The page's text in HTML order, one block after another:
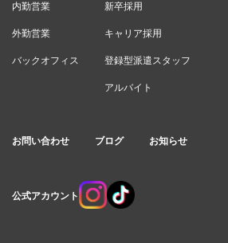
内勤営業
外勤営業
バックオフィス
新卒採用
キャリア採用
登録型派遣スタッフ
アルバイト
お問い合わせ ブログ お知らせ
公式アカウント